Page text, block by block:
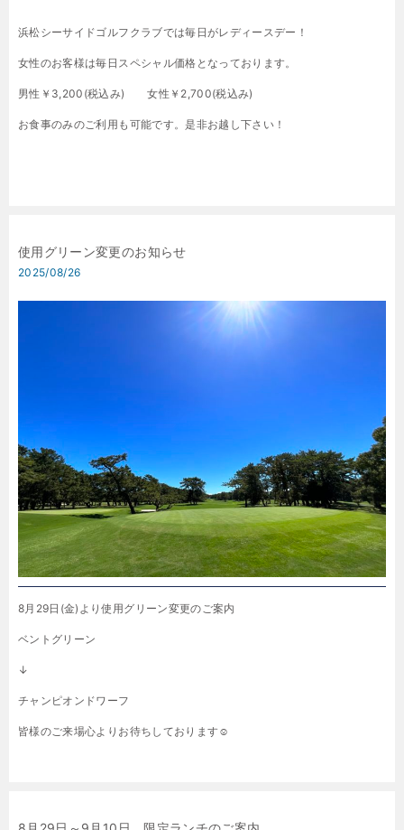
浜松シーサイドゴルフクラブでは毎日がレディースデー！
女性のお客様は毎日スペシャル価格となっております。
男性￥3,200(税込み) 女性￥2,700(税込み)
お食事のみのご利用も可能です。是非お越し下さい！
使用グリーン変更のお知らせ
2025/08/26
8月29日(金)より使用グリーン変更のご案内
ベントグリーン
↓
チャンピオンドワーフ
皆様のご来場心よりお待ちしております☺